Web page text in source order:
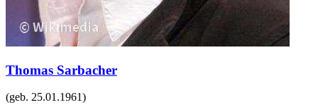
Thomas Sarbacher
(geb. 25.01.1961)